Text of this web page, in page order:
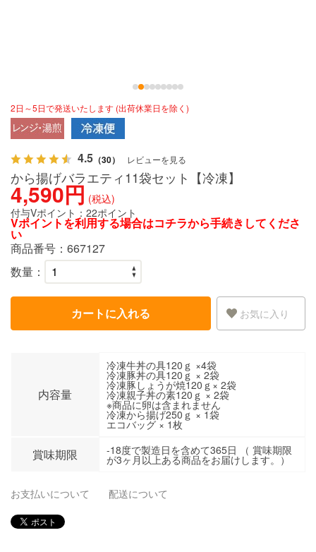
2日～5日で発送いたします (出荷休業日を除く)
4.5 （30） レビューを見る
から揚げバラエティ11袋セット【冷凍】
4,590円 (税込)
付与Vポイント： 22ポイント
Vポイントを利用する場合はコチラから手続きしてくださ
い
商品番号： 667127
数量：
カートに入れる お気に入り
内容量
冷凍牛丼の具120ｇ ×4袋
冷凍豚丼の具120ｇ × 2袋
冷凍豚しょうが焼120ｇ× 2袋
冷凍親子丼の素120ｇ × 2袋
※商品に卵は含まれません
冷凍から揚げ250ｇ × 1袋
エコバッグ × 1枚
賞味期限 -18度で製造日を含めて365日 （ 賞味期限
が3ヶ月以上ある商品をお届けします。）
お支払いについて 配送について